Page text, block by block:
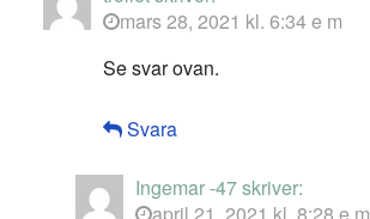
mars 28, 2021 kl. 6:34 e m
Se svar ovan.
Svara
Ingemar -47skriver: